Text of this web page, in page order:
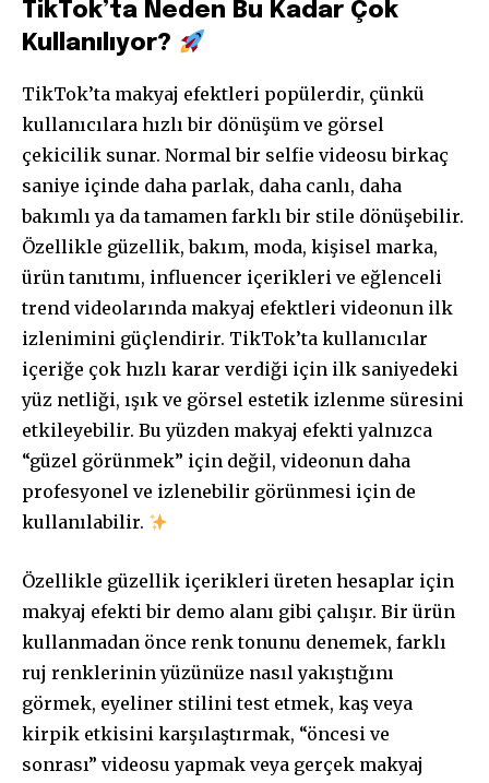
TikTok’ta Neden Bu Kadar Çok
Kullanılıyor?
TikTok’ta makyaj efektleri popülerdir, çünkü
kullanıcılara hızlı bir dönüşüm ve görsel
çekicilik sunar. Normal bir selfie videosu birkaç
saniye içinde daha parlak, daha canlı, daha
bakımlı ya da tamamen farklı bir stile dönüşebilir.
Özellikle güzellik, bakım, moda, kişisel marka,
ürün tanıtımı, influencer içerikleri ve eğlenceli
trend videolarında makyaj efektleri videonun ilk
izlenimini güçlendirir. TikTok’ta kullanıcılar
içeriğe çok hızlı karar verdiği için ilk saniyedeki
yüz netliği, ışık ve görsel estetik izlenme süresini
etkileyebilir. Bu yüzden makyaj efekti yalnızca
“güzel görünmek” için değil, videonun daha
profesyonel ve izlenebilir görünmesi için de
kullanılabilir.
Özellikle güzellik içerikleri üreten hesaplar için
makyaj efekti bir demo alanı gibi çalışır. Bir ürün
kullanmadan önce renk tonunu denemek, farklı
ruj renklerinin yüzünüze nasıl yakıştığını
görmek, eyeliner stilini test etmek, kaş veya
kirpik etkisini karşılaştırmak, “öncesi ve
sonrası” videosu yapmak veya gerçek makyaj